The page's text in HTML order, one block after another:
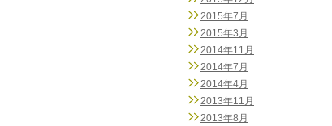
2015年7月
2015年3月
2014年11月
2014年7月
2014年4月
2013年11月
2013年8月